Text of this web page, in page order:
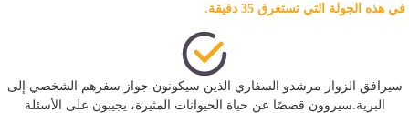
في هذه الجولة التي تستغرق 35 دقيقة.
سيرافق الزوار مرشدو السفاري الذين سيكونون جواز سفرهم الشخصي إلى
البرية.سيروون قصصًا عن حياة الحيوانات المثيرة، يجيبون على الأسئلة